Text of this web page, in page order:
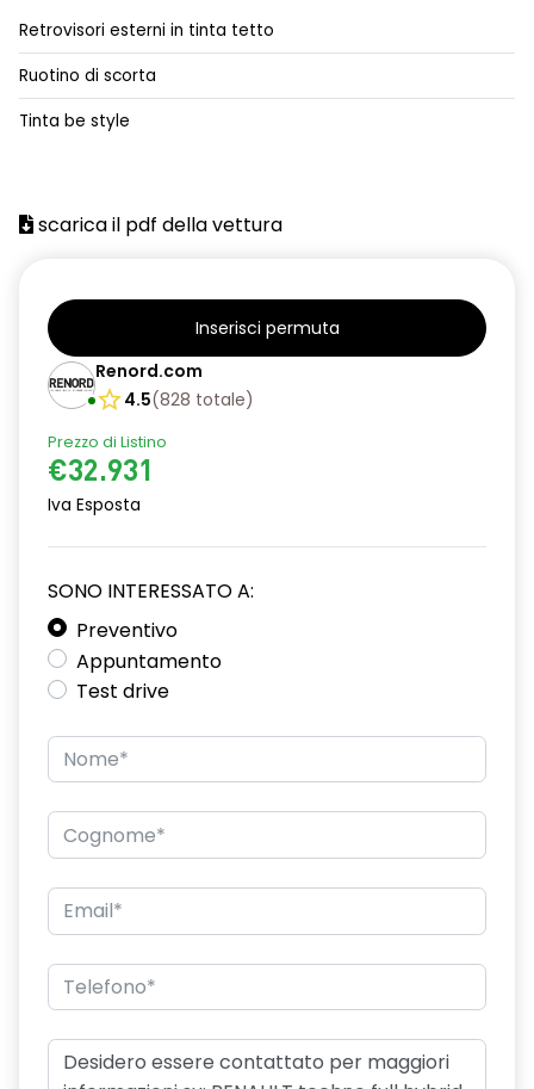
alzacristalli posteriori elettrici impulsionali
assistenza alla frenata d'emergenza
cartografia standard
climatizzatore automatico
criterio tecnico per tetto panoramico
design cerchi in lega da 18'' diamantati black hole
disattivazione ADAS
distance warning avviso distanza di sicurezza
doppio fondo bagagliaio
driver display 10''
eCall funzionalità soggetta a copertura di rete;
compatibilità 2G/3G o 4G/5G a seconda del veicolo
mantenimento della corsia
fari posteriori FULL LED 3D con firma luminosa dinamica C-
SHAPE
frecce di direzione
freno di stazionamento elettrico con funzione Auto-Hold
gas climatizzatore 1234YF
HARM02
Retrovisori esterni in tinta tetto
Ruotino di scorta
Tinta be style
scarica il pdf della vettura
Inserisci permuta
Renord.com
4.5(828 totale)
Prezzo di Listino
€32.931
Iva Esposta
SONO INTERESSATO A:
Preventivo
Appuntamento
Test drive